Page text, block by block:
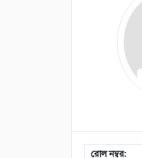
রোল নম্বর: